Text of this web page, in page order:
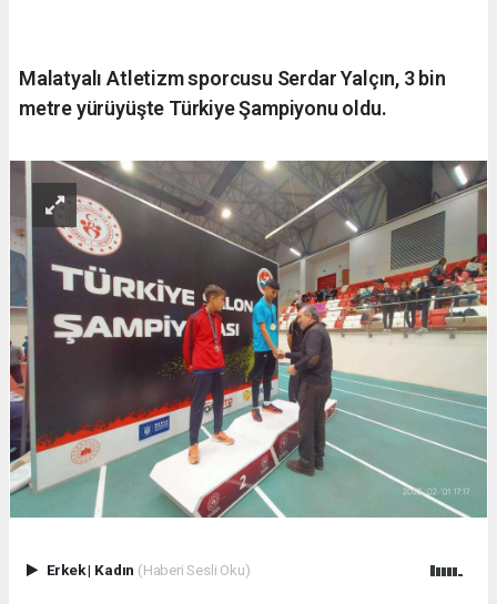
Malatyalı Atletizm sporcusu Serdar Yalçın, 3 bin
metre yürüyüşte Türkiye Şampiyonu oldu.
Erkek| Kadın (Haberi Sesli Oku)